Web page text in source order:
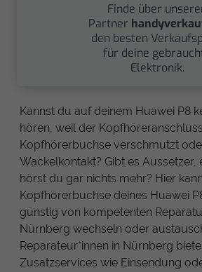
Finde über
Partner
den besten
für deine
Elektronik.
Kannst du auf deinem Huawei P8
hören, weil der
Kopfhörerbuchse verschmutzt
Wackelkontakt? Gibt es Aussetzer,
hörst du gar nichts mehr? Hier
Kopfhörerbuchse deines Huawei
günstig von kompetenten
Nürnberg wechseln oder
Reparateur*innen in Nürnberg
Zusatzservices wie Einsendung